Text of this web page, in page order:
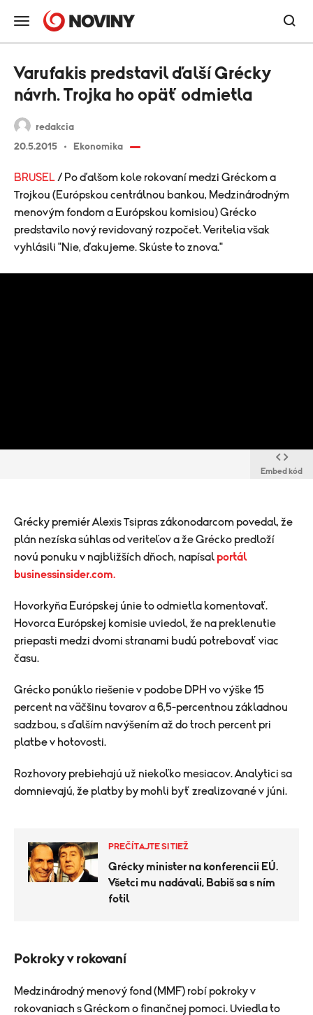
redakcia
20.5.2015
Ekonomika
Varufakis predstavil ďalší Grécky
návrh. Trojka ho opäť odmietla
BRUSEL / Po ďalšom kole rokovaní medzi Gréckom a
Trojkou (Európskou centrálnou bankou, Medzinárodným
menovým fondom a Európskou komisiou) Grécko
predstavilo nový revidovaný rozpočet. Veritelia však
vyhlásili "Nie, ďakujeme. Skúste to znova."
Embed kód
Grécky premiér Alexis Tsipras zákonodarcom povedal, že
plán nezíska súhlas od veriteľov a že Grécko predloží
novú ponuku v najbližších dňoch, napísal portál
businessinsider.com.
Hovorkyňa Európskej únie to odmietla komentovať.
Hovorca Európskej komisie uviedol, že na preklenutie
priepasti medzi dvomi stranami budú potrebovať viac
času.
Grécko ponúklo riešenie v podobe DPH vo výške 15
percent na väčšinu tovarov a 6,5-percentnou základnou
sadzbou, s ďalším navýšením až do troch percent pri
platbe v hotovosti.
Rozhovory prebiehajú už niekoľko mesiacov. Analytici sa
domnievajú, že platby by mohli byť zrealizované v júni.
PREČÍTAJTE SI TIEŽ
Grécky minister na konferencii EÚ.
Všetci mu nadávali, Babiš sa s ním
fotil
Pokroky v rokovaní
Medzinárodný menový fond (MMF) robí pokroky v
rokovaniach s Gréckom o finančnej pomoci. Uviedla to